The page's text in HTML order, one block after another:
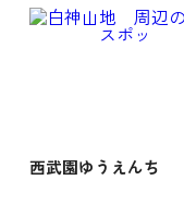
西武園ゆうえんち